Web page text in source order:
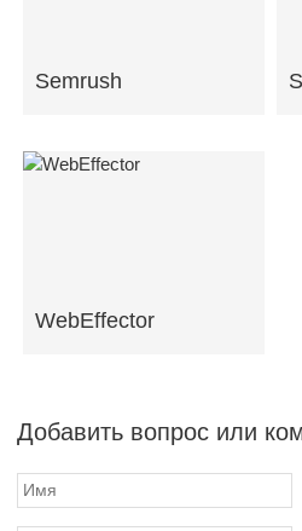
Semrush
WebEffector
Добавить вопрос или